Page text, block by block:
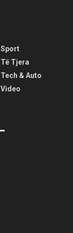
Sport
Të Tjera
Tech & Auto
Video